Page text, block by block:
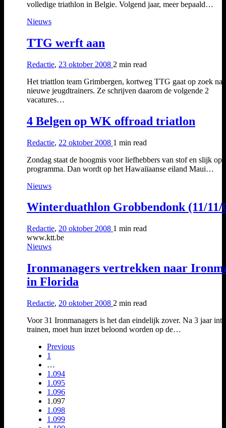
volledige triathlon in Belgie. Volgend jaar, meer bepaald…
Nieuws
TTG werft aan
Redactie, 23 oktober 2008 2 min read
Het triattlon team Grimbergen, kortweg TTG gaat op zoek
nieuwe jeugdtrainers. Ze schrijven daarom de volgende 2
vacatures…
4 Belgen op WK offroad triatlon
Redactie, 22 oktober 2008 1 min read
Zondag staat de hoogmis voor liefhebbers van stof en slijk op
programma. Dan wordt op het Hawaiïaanse eiland Maui…
Nieuws
Winterduathlon Grobbendonk (11/11/
Redactie, 20 oktober 2008 1 min read
www.ktt.be
Nieuws
Ironmanagers vertrekken naar
in Florida
Redactie, 20 oktober 2008 2 min read
Voor 31 Ironmanagers is het dan eindelijk zover. Na 3 jaar
trainen, moet hun inzet beloond worden op de…
Previous
1
…
1.094
1.095
1.096
1.097
1.098
1.099